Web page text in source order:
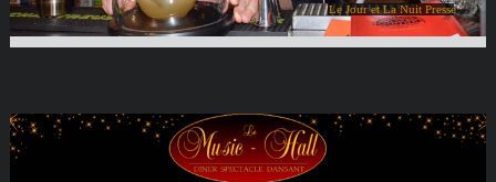
Le Jour et La Nuit Presse